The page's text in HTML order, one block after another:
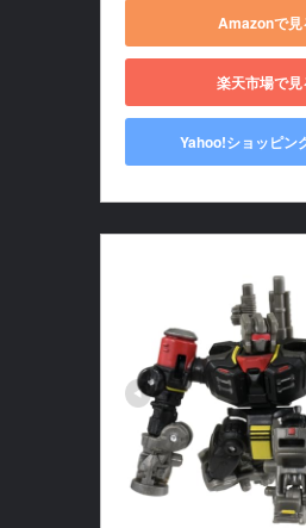
Amazonで見
楽天市場で見
Yahoo!ショッピン